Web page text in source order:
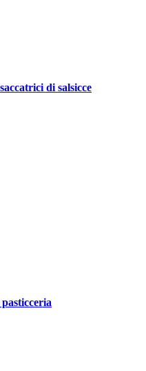
di salsicce